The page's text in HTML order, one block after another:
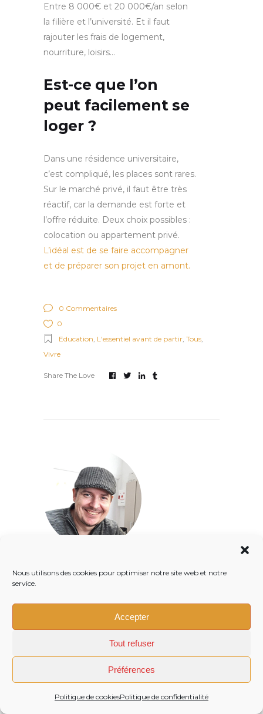
Nous utilisons des cookies pour optimiser notre site web et notre
service.
Accepter
Tout refuser
Préférences
Politique de cookiesPolitique de confidentialité
Entre 8 000€ et 20 000€/an selon
la filière et l’université. Et il faut
rajouter les frais de logement,
nourriture, loisirs…
Est-ce que l’on
peut facilement se
loger ?
Dans une résidence universitaire,
c’est compliqué, les places sont rares.
Sur le marché privé, il faut être très
réactif, car la demande est forte et
l’offre réduite. Deux choix possibles :
colocation ou appartement privé.
L’idéal est de se faire accompagner
et de préparer son projet en amont.
0 Commentaires
0
Education L'essentiel avant de partir Tous
Vivre
Share The Love
Sylvain Domper
«On se donne rendez-vous au
Mercado Colón pour boire un verre
Phrase favorite